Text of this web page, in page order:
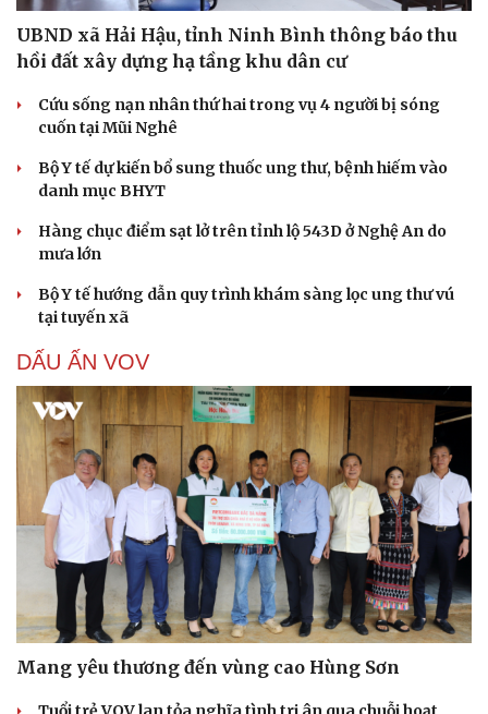
UBND xã Hải Hậu, tỉnh Ninh Bình thông báo thu
hồi đất xây dựng hạ tầng khu dân cư
Cứu sống nạn nhân thứ hai trong vụ 4 người bị sóng
cuốn tại Mũi Nghê
Bộ Y tế dự kiến bổ sung thuốc ung thư, bệnh hiếm vào
danh mục BHYT
Hàng chục điểm sạt lở trên tỉnh lộ 543D ở Nghệ An do
mưa lớn
Bộ Y tế hướng dẫn quy trình khám sàng lọc ung thư vú
tại tuyến xã
DẤU ẤN VOV
Mang yêu thương đến vùng cao Hùng Sơn